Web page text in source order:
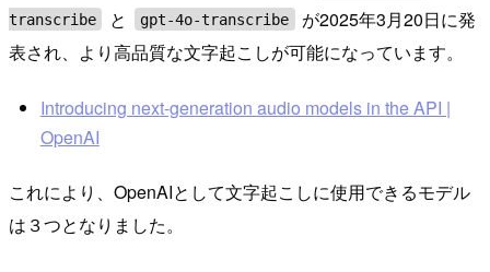
transcribe
と gpt-4o-transcribe
が2025年3月20日に発
表され、より高品質な文字起こしが可能になっています。
Introducing next-generation audio models in the API |
OpenAI
これにより、OpenAIとして文字起こしに使用できるモデル
は３つとなりました。